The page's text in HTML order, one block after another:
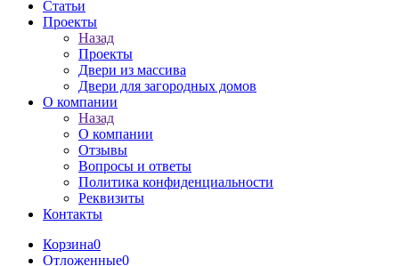
Статьи
Проекты
Назад
Проекты
Двери из массива
Двери для загородных домов
О компании
Назад
О компании
Отзывы
Вопросы и ответы
Политика конфиденциальности
Реквизиты
Контакты
Корзина0
Отложенные0